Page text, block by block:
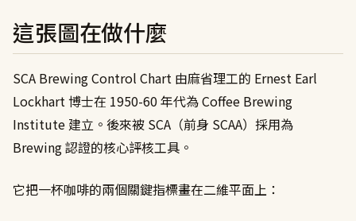
這張圖在做什麼
SCA Brewing Control Chart 由麻省理工的 Ernest Earl
Lockhart 博士在 1950-60 年代為 Coffee Brewing
Institute 建立。後來被 SCA（前身 SCAA）採用為
Brewing 認證的核心評核工具。
它把一杯咖啡的兩個關鍵指標畫在二維平面上：